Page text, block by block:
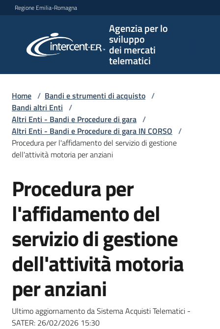
Vai al contenuto
Vai alla navigazione
Vai al footer
Regione Emilia-Romagna
Agenzia per lo
sviluppo
dei mercati
telematici
per lo
sviluppo
telematici
L'Agenzia
Bandi
e
di
Supporto
Piattaforme
telematiche
Home / Bandi e strumenti di acquisto /
Bandi altri Enti /
Altri Enti - Bandi e Procedure di gara /
Altri Enti - Bandi e Procedure di gara IN CORSO /
Procedura per l'affidamento del servizio di gestione
dell'attività motoria per anziani
Salta al contenuto
Procedura per
l'affidamento del
servizio di gestione
dell'attività motoria
per anziani
Ultimo aggiornamento da Sistema Acquisti Telematici -
SATER: 26/02/2026 15:30